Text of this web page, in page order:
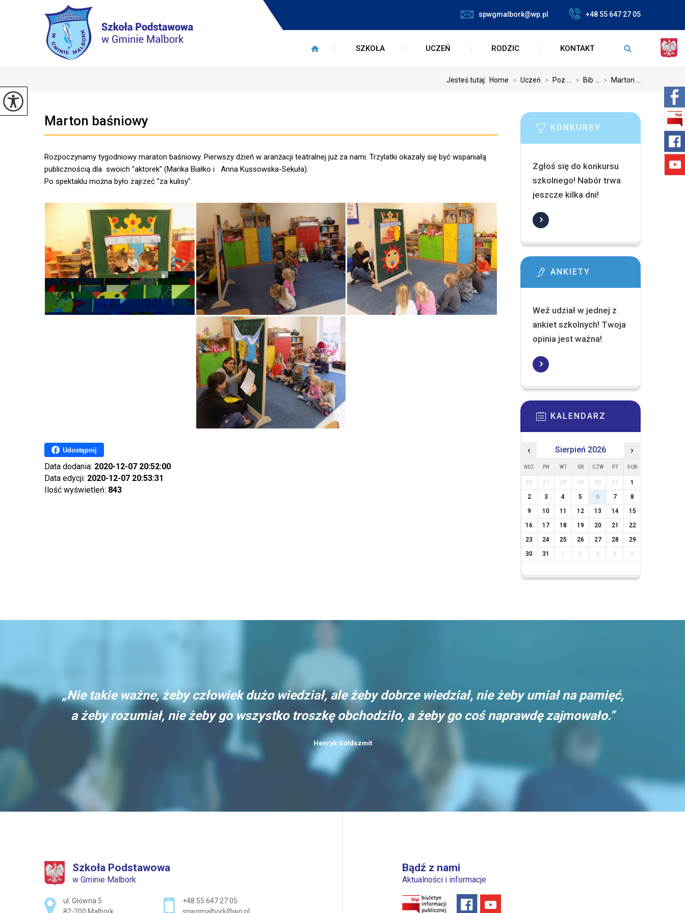
spwgmalbork@wp.pl +48 55 647 27 05
SZKOŁA UCZEŃ RODZIC KONTAKT
Jesteś tutaj: Home > Uczeń > Poz ... > Bib ... > Marton ...
Marton baśniowy
Rozpoczynamy tygodniowy maraton baśniowy. Pierwszy dzień w aranżacji teatralnej już za nami. Trzylatki okazały się być wspaniałą
publicznością dla swoich "aktorek" (Marika Białko i Anna Kussowska-Sekuła).
Po spektaklu można było zajrzeć "za kulisy".
Udostępnij
Data dodania: 2020-12-07 20:52:00
Data edycji: 2020-12-07 20:53:31
Ilość wyświetleń: 843
KONKURSY
Zgłoś się do konkursu
szkolnego! Nabór trwa
jeszcze kilka dni!
ANKIETY
Weź udział w jednej z
ankiet szkolnych! Twoja
opinia jest ważna!
KALENDARZ
‹ Sierpień 2026 ›
NDZ PN WT ŚR CZW PT SOB
26 27 28 29 30 31
1
2
3 4 5 6 7
8
9
10 11 12 13 14
15
16
17 18 19 20 21
22
23
24 25 26 27 28
29
30
31 1 2 3 4 5
„Nie takie ważne, żeby człowiek dużo wiedział, ale żeby dobrze wiedział, nie żeby umiał na pamięć,
a żeby rozumiał, nie żeby go wszystko troszkę obchodziło, a żeby go coś naprawdę zajmowało.”
Henryk Goldszmit
Szkoła Podstawowa
w Gminie Malbork
Adres pocztowy:
ul. Główna 5
+48 55 647 27 05
Bądź z nami
Aktualności i informacje